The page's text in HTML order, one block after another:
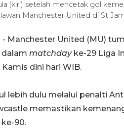
(kiri) setelah mencetak gol
Manchester United di St
- Manchester United (MU)
matchdayke-29 Liga
dini hari WIB.
lebih dulu melalui penalti
memastikan
90.